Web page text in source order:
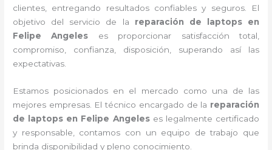
clientes, entregando resultados confiables y seguros. El
objetivo del servicio de la reparación de laptops en
Felipe Angeles es proporcionar satisfacción total,
compromiso, confianza, disposición, superando así las
expectativas.
Estamos posicionados en el mercado como una de las
mejores empresas. El técnico encargado de la reparación
de laptops en Felipe Angeleses legalmente certificado
y responsable, contamos con un equipo de trabajo que
brinda disponibilidad y pleno conocimiento.